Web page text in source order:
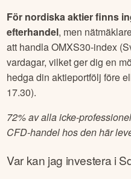
För nordiska aktier finns
efterhandel, men
att handla OMXS30-index
vardagar, vilket ger dig en
hedga din aktieportfölj före
17.30).
72% av alla icke-
CFD-handel hos den här
Var kan jag investera i